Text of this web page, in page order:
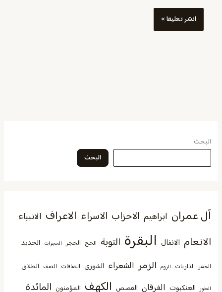
البحث
البحث
آل عمران ابراهيم الاحزاب الاسراء الاعراف الانبياء
الانعام الانفال البقرة التوبة الحج الحجر الحجرات الحديد
الحشر الذاريات الروم الزمر الشعراء الشورى الصافات الصف الطلاق
الطور العنكبوت الفرقان القصص الكهف المؤمنون المائدة